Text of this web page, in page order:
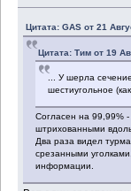
Цитата: GAS от 21
Цитата: Тим от 19
... У шерла
шестиугольное (как
Согласен на 99,99% -
штрихованными
Два раза видел
срезанными
информации.